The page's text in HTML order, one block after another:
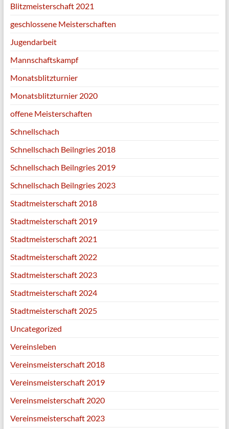
Blitzmeisterschaft 2021
geschlossene Meisterschaften
Jugendarbeit
Mannschaftskampf
Monatsblitzturnier
Monatsblitzturnier 2020
offene Meisterschaften
Schnellschach
Schnellschach Beilngries 2018
Schnellschach Beilngries 2019
Schnellschach Beilngries 2023
Stadtmeisterschaft 2018
Stadtmeisterschaft 2019
Stadtmeisterschaft 2021
Stadtmeisterschaft 2022
Stadtmeisterschaft 2023
Stadtmeisterschaft 2024
Stadtmeisterschaft 2025
Uncategorized
Vereinsleben
Vereinsmeisterschaft 2018
Vereinsmeisterschaft 2019
Vereinsmeisterschaft 2020
Vereinsmeisterschaft 2023